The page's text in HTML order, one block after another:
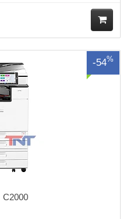
ua
-54%
C2000